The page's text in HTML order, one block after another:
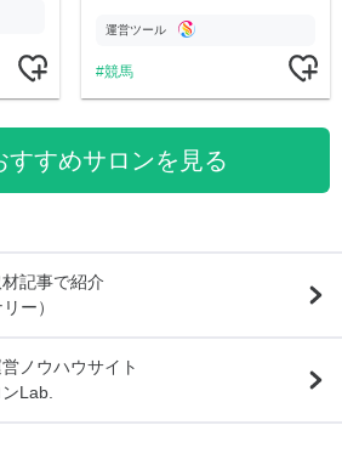
運営ツール
競馬
すすめサロンを見る
記事で紹介
ー）
ノウハウサイト
Lab.